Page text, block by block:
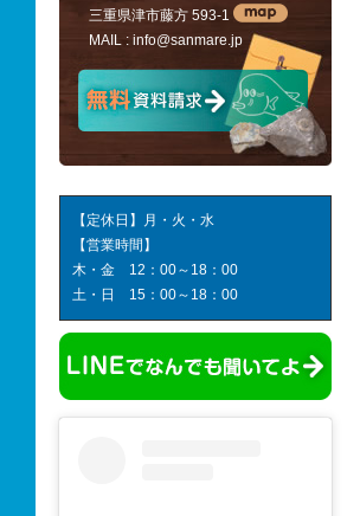
三重県津市藤方 593-1
MAIL : info@sanmare.jp
【定休日】月・火・水
【営業時間】
木・金 12：00～18：00
土・日 15：00～18：00